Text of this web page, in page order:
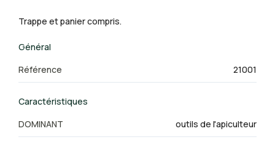
Trappe et panier compris.
Général
Référence
21001
Caractéristiques
DOMINANT
outils de l'apiculteur